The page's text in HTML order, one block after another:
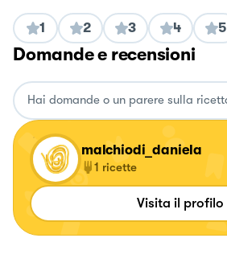
1 2 3 4 5
Domande e recensioni
malchiodi_daniela
1 ricette
Visita il profilo